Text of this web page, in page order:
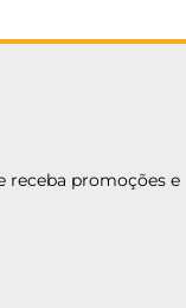
receba promoções e